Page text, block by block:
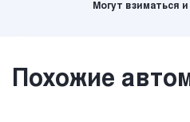
Могут взиматься
Похожие